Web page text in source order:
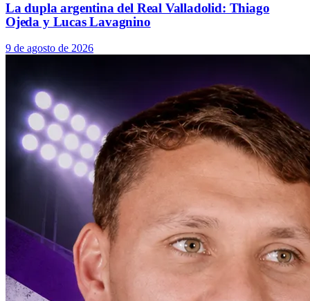
La dupla argentina del Real Valladolid: Thiago
Ojeda y Lucas Lavagnino
9 de agosto de 2026